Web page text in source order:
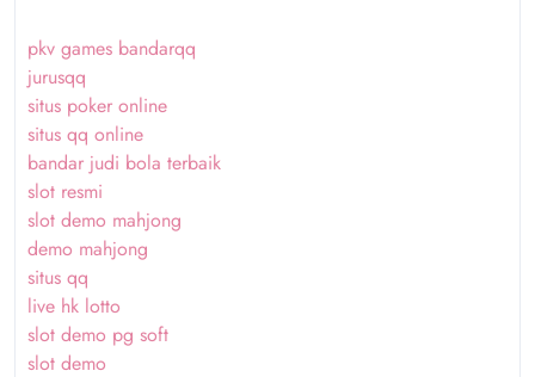
pkv games bandarqq
jurusqq
situs poker online
situs qq online
bandar judi bola terbaik
slot resmi
slot demo mahjong
demo mahjong
situs qq
live hk lotto
slot demo pg soft
slot demo